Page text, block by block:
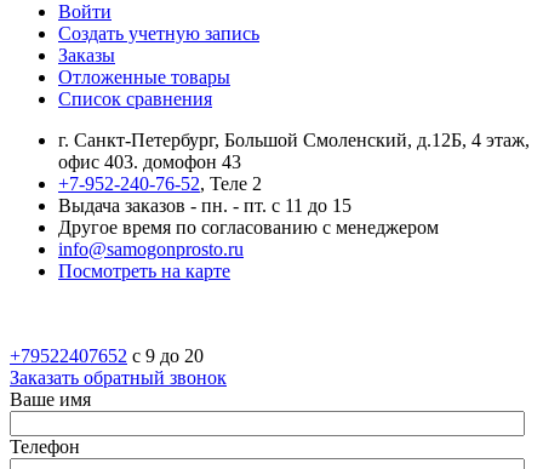
Войти
Создать учетную запись
Заказы
Отложенные товары
Список сравнения
г. Санкт-Петербург, Большой Смоленский, д.12Б, 4 этаж,
офис 403. домофон 43
+7-952-240-76-52, Теле 2
Выдача заказов - пн. - пт. с 11 до 15
Другое время по согласованию с менеджером
info@samogonprosto.ru
Посмотреть на карте
+79522407652 c 9 до 20
Заказать обратный звонок
Ваше имя
Телефон